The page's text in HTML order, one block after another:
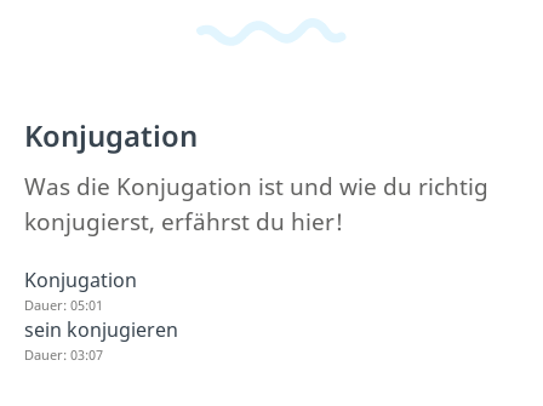
Konjugation
Was die Konjugation ist und wie du richtig
konjugierst, erfährst du hier!
Konjugation
Dauer: 05:01
sein konjugieren
Dauer: 03:07